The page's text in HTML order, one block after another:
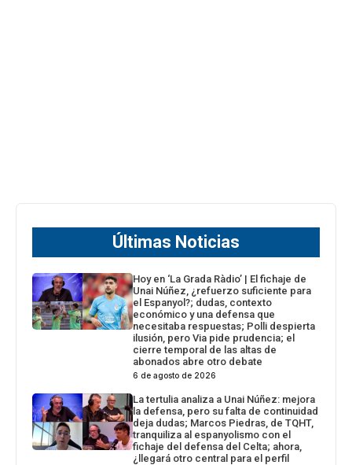
Últimas Noticias
Hoy en ‘La Grada Ràdio’ | El fichaje de
Unai Núñez, ¿refuerzo suficiente para
el Espanyol?; dudas, contexto
económico y una defensa que
necesitaba respuestas; Polli despierta
ilusión, pero Via pide prudencia; el
cierre temporal de las altas de
abonados abre otro debate
6 de agosto de 2026
La tertulia analiza a Unai Núñez: mejora
la defensa, pero su falta de continuidad
deja dudas; Marcos Piedras, de TQHT,
tranquiliza al espanyolismo con el
fichaje del defensa del Celta; ahora,
¿llegará otro central para el perfil